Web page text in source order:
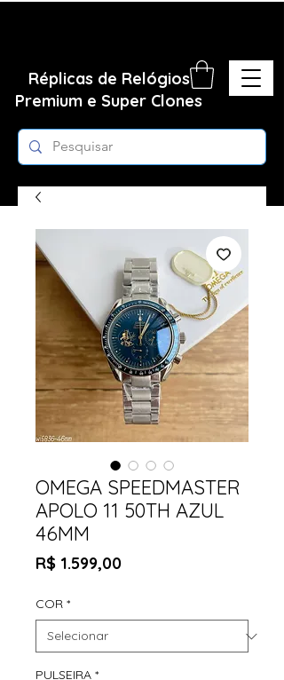
Réplicas de Relógios
Premium e Super Clones
OMEGA SPEEDMASTER
APOLO 11 50TH AZUL
46MM
R$ 1.599,00Preço
COR *
PULSEIRA *